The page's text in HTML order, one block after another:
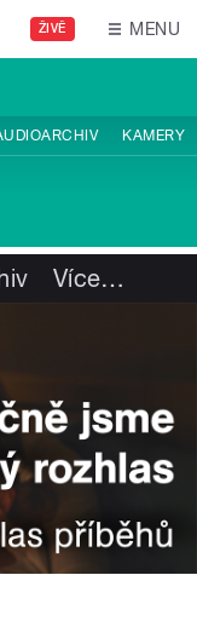
ŽIVĚ MENU
KAMERY
Více…